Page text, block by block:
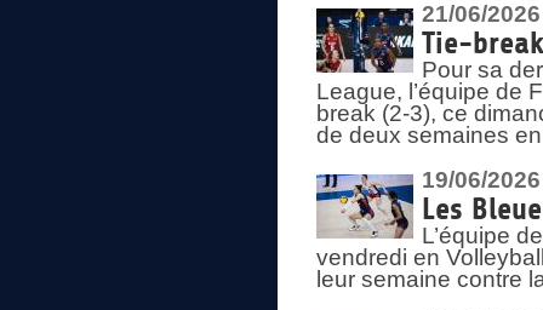
21/06/2026
Tie-
Pour sa
League, l’équipe de
break (2-3), ce
de deux semaines
19/06/2026
Les
L’équipe
vendredi en
leur semaine contre